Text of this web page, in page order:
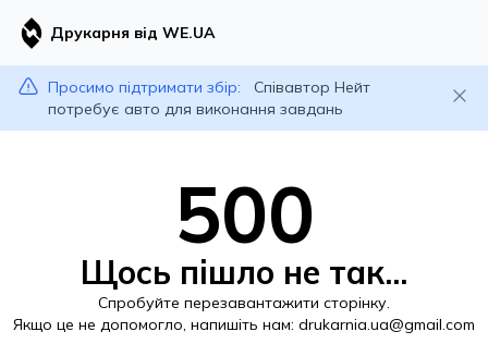
Друкарня від WE.UA
Просимо підтримати збір:
Співавтор Нейт
потребує авто для виконання завдань
500
Щось пішло не так...
Спробуйте перезавантажити сторінку.
Якщо це не допомогло, напишіть нам: drukarnia.ua@gmail.com